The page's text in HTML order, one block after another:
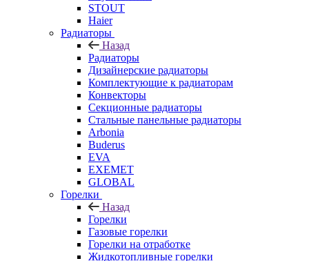
STOUT
Haier
Радиаторы
Назад
Радиаторы
Дизайнерские радиаторы
Комплектующие к радиаторам
Конвекторы
Секционные радиаторы
Стальные панельные радиаторы
Arbonia
Buderus
EVA
EXEMET
GLOBAL
Горелки
Назад
Горелки
Газовые горелки
Горелки на отработке
Жидкотопливные горелки